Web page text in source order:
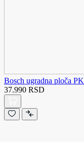
Bosch ugradna ploča
37.990 RSD